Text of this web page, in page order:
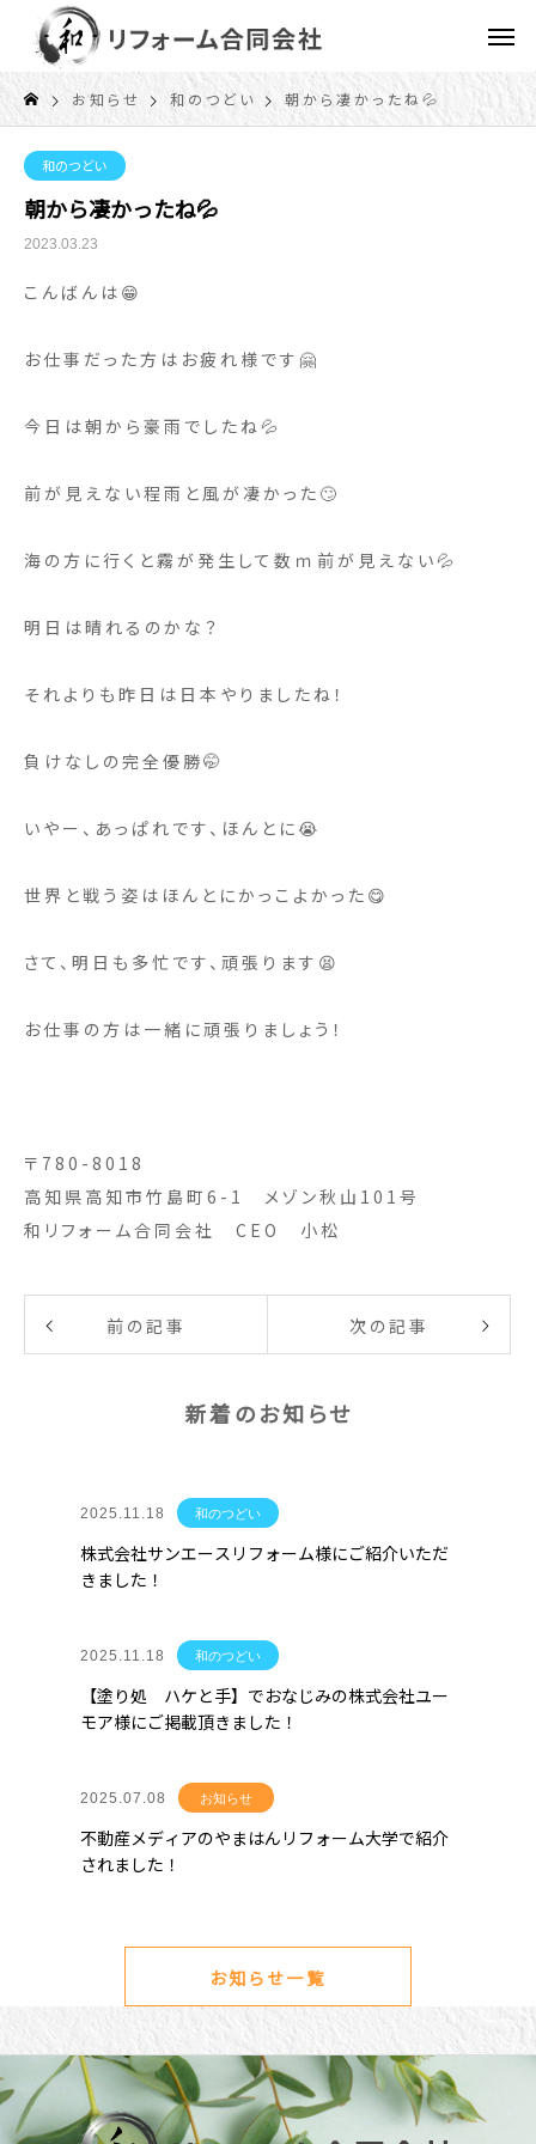
お知らせ 和のつどい 朝から凄かったね💦
和のつどい
朝から凄かったね💦
2023.03.23
こんばんは😁
お仕事だった方はお疲れ様です🤗
今日は朝から豪雨でしたね💦
前が見えない程雨と風が凄かった🙄
海の方に行くと霧が発生して数ｍ前が見えない💦
明日は晴れるのかな？
それよりも昨日は日本やりましたね！
負けなしの完全優勝🤭
いやー、あっぱれです、ほんとに😭
世界と戦う姿はほんとにかっこよかった😋
さて、明日も多忙です、頑張ります😫
お仕事の方は一緒に頑張りましょう！
〒780-8018
高知県高知市竹島町6-1 メゾン秋山101号
和リフォーム合同会社 CEO 小松
前の記事 次の記事
新着のお知らせ
2025.11.18 和のつどい
株式会社サンエースリフォーム様にご紹介いただ
きました！
2025.11.18 和のつどい
【塗り処 ハケと手】でおなじみの株式会社ユー
モア様にご掲載頂きました！
2025.07.08 お知らせ
不動産メディアのやまはんリフォーム大学で紹介
されました！
お知らせ一覧